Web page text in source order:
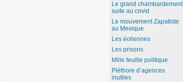
Le grand chambardement
suite au covid
Le mouvement Zapatiste
au Mexique
Les éoliennes
Les prisons
Mille feuille politique
Pléthore d’agences
inutiles